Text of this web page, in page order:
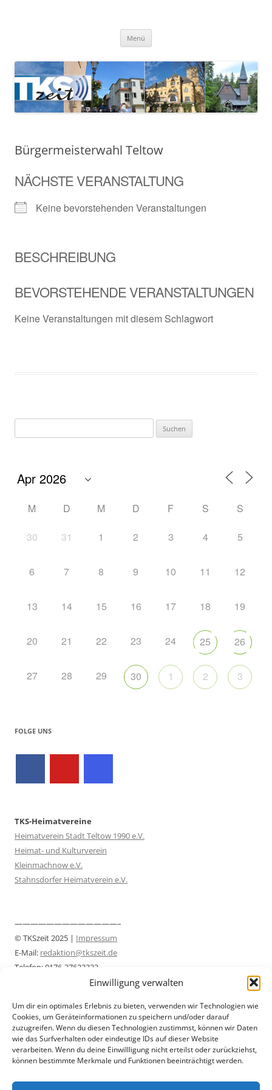
Einwilligung verwalten
Um dir ein optimales Erlebnis zu bieten, verwenden wir Technologien wie
Cookies, um Geräteinformationen zu speichern und/oder darauf
zuzugreifen. Wenn du diesen Technologien zustimmst, können wir Daten
wie das Surfverhalten oder eindeutige IDs auf dieser Website
verarbeiten. Wenn du deine Einwillligung nicht erteilst oder zurückziehst,
können bestimmte Merkmale und Funktionen beeinträchtigt werden.
Menü
Bürgermeisterwahl Teltow
NÄCHSTE VERANSTALTUNG
Keine bevorstehenden Veranstaltungen
BESCHREIBUNG
BEVORSTEHENDE VERANSTALTUNGEN
Keine Veranstaltungen mit diesem Schlagwort
nach:
M D M D F S S
30 31 1 2 3 4 5
6 7 8 9 10 11 12
13 14 15 16 17 18 19
20 21 22 23 24 25 26
27 28 29 30 1 2 3
FOLGE UNS
TKS-Heimatvereine
Heimatverein Stadt Teltow 1990 e.V.
Heimat- und Kulturverein
Kleinmachnow e.V.
Stahnsdorfer Heimatverein e.V.
—————————————–
© TKSzeit 2025 | Impressum
E-Mail: redaktion@tkszeit.de
Telefon: 0176-37622333
Datenschutzerklärung